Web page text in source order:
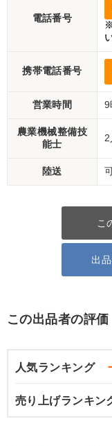
電話番号
携帯電話番号
営業時間 9
農業機械整備技
能士
2
陸送
こ
出
この出品者の評価
人気ランキング
売り上げランキン